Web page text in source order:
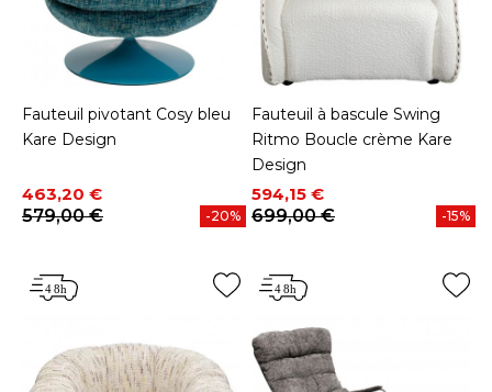
Fauteuil pivotant Cosy bleu
Kare Design
Prix
463,20 €
Prix de base
579,00 €
-20%
Fauteuil à bascule Swing
Ritmo Boucle crème Kare
Design
Prix
594,15 €
Prix de base
699,00 €
-15%